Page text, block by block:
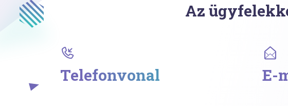
Az
Telefonvonal E-